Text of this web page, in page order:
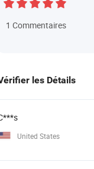
1 Commentaires
les Détails
United States